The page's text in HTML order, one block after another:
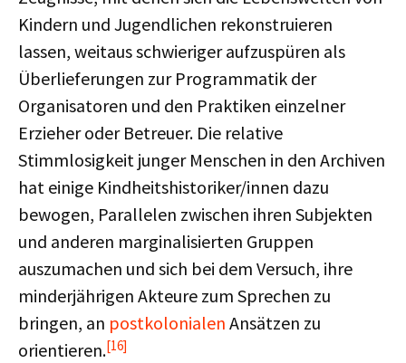
Kindern und Jugendlichen rekonstruieren
lassen, weitaus schwieriger aufzuspüren als
Überlieferungen zur Programmatik der
Organisatoren und den Praktiken einzelner
Erzieher oder Betreuer. Die relative
Stimmlosigkeit junger Menschen in den Archiven
hat einige Kindheitshistoriker/innen dazu
bewogen, Parallelen zwischen ihren Subjekten
und anderen marginalisierten Gruppen
auszumachen und sich bei dem Versuch, ihre
minderjährigen Akteure zum Sprechen zu
bringen, an postkolonialen Ansätzen zu
orientieren.[16]